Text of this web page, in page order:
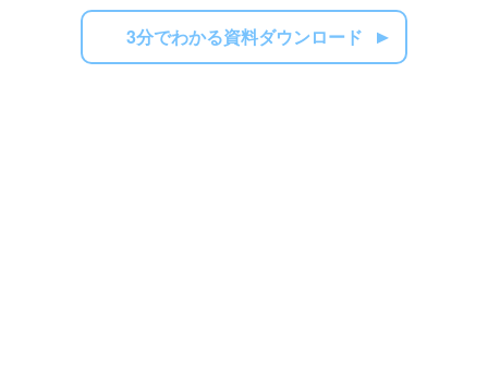
3分でわかる資料ダウンロード